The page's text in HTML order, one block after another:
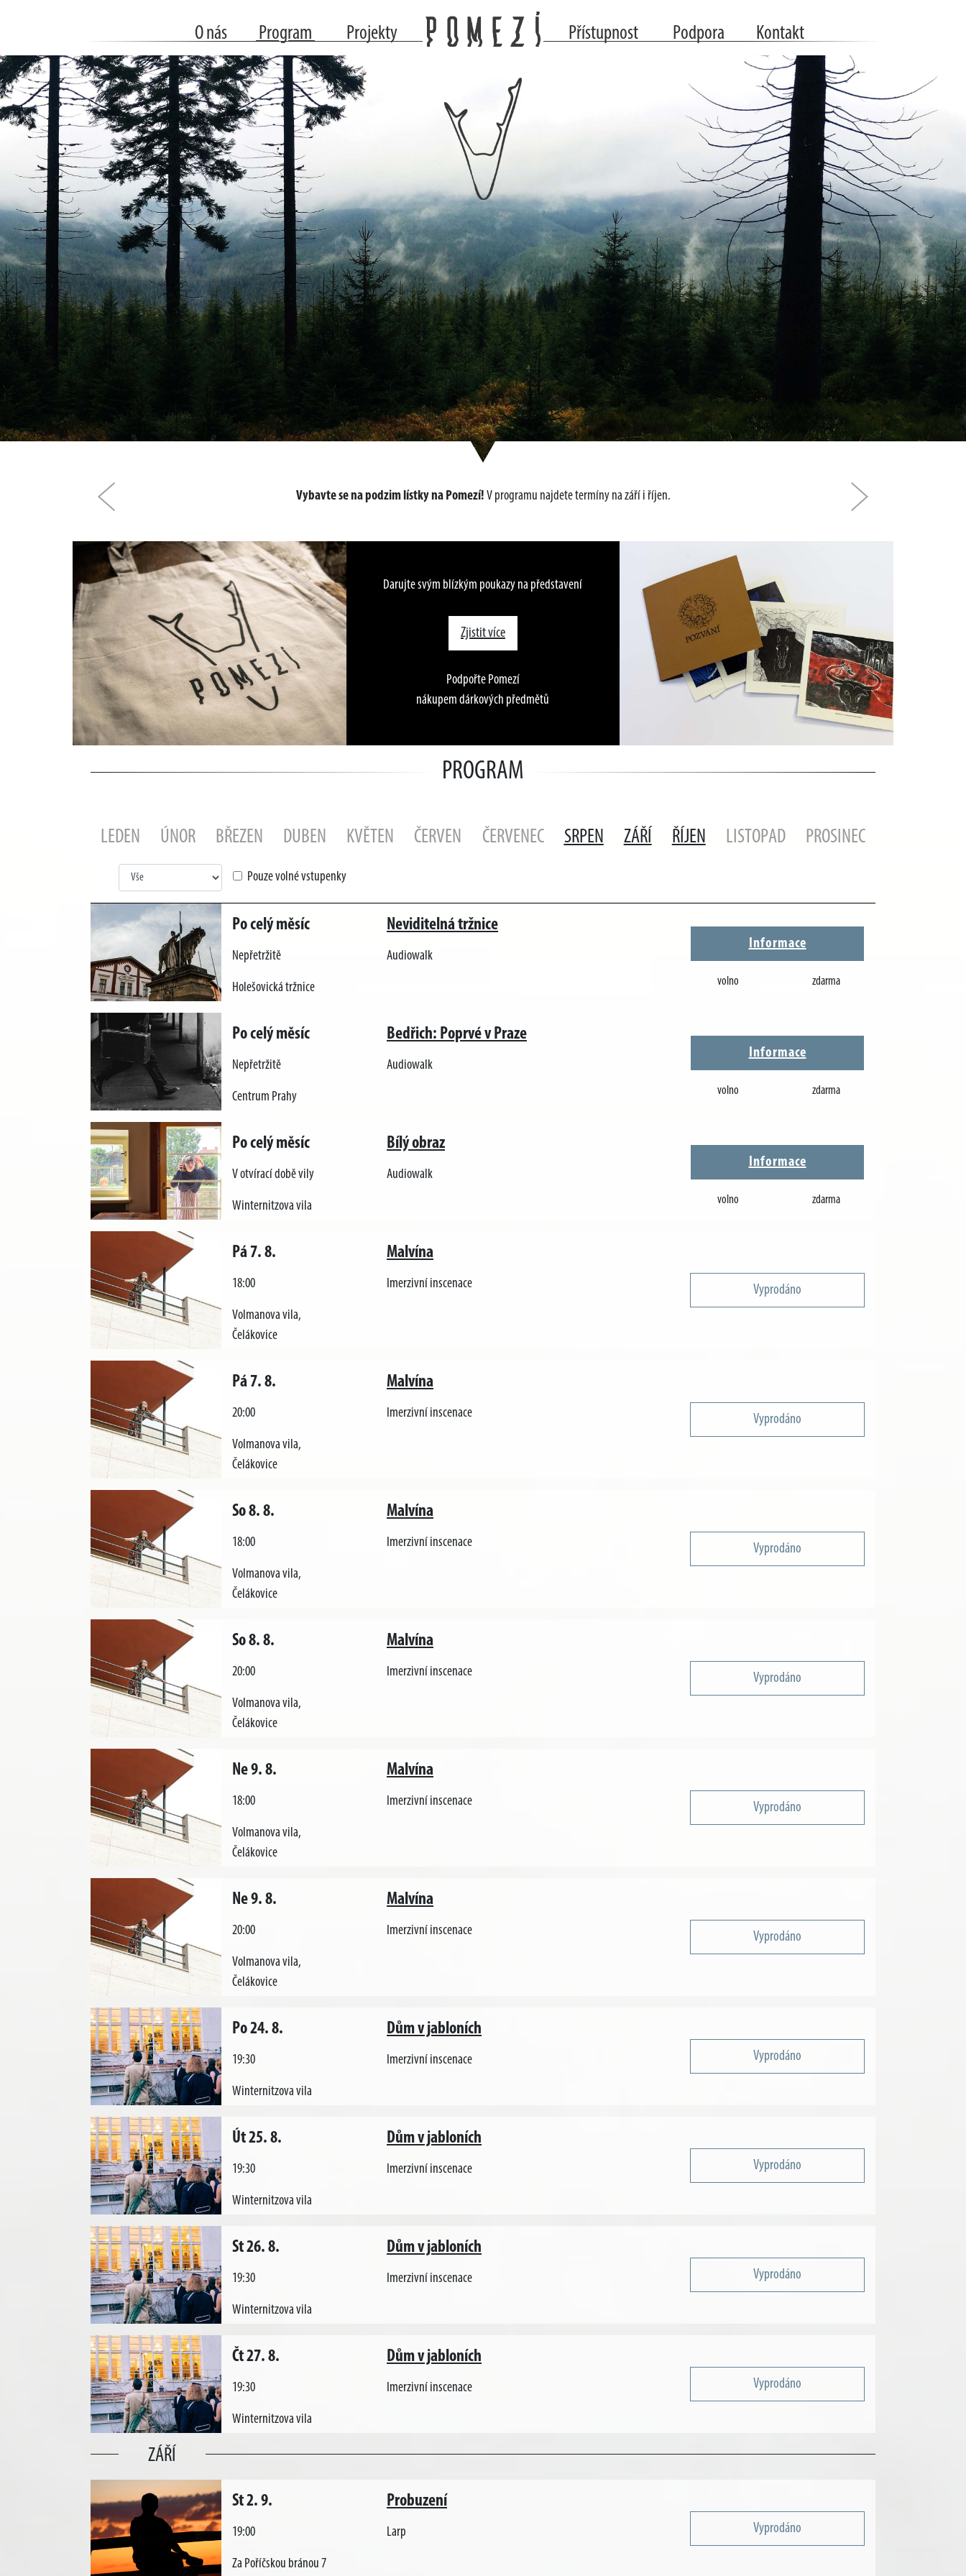
O nás Program Projekty Přístupnost Podpora Kontakt
Předchozí
Vybavte se na podzim lístky na Pomezí! V programu najdete termíny na září i říjen.
Darujte svým blízkým poukazy na představení
Zjistit více
Podpořte Pomezí
nákupem dárkových předmětů
PROGRAM
LEDEN ÚNOR BŘEZEN DUBEN KVĚTEN ČERVEN ČERVENEC SRPEN ZÁŘÍ ŘÍJEN LISTOPAD PROSINEC
Pouze volné vstupenky
Po celý měsíc
Nepřetržitě
Holešovická tržnice
Neviditelná tržnice
Audiowalk
Informace
volno zdarma
Po celý měsíc
Nepřetržitě
Centrum Prahy
Bedřich: Poprvé v Praze
Audiowalk
Informace
volno zdarma
Po celý měsíc
V otvírací době vily
Winternitzova vila
Bílý obraz
Audiowalk
Informace
volno zdarma
Pá 7. 8.
18:00
Volmanova vila,
Čelákovice
Malvína
Imerzivní inscenace Vyprodáno
Pá 7. 8.
20:00
Volmanova vila,
Čelákovice
Malvína
Imerzivní inscenace Vyprodáno
So 8. 8.
18:00
Volmanova vila,
Čelákovice
Malvína
Imerzivní inscenace Vyprodáno
So 8. 8.
20:00
Volmanova vila,
Čelákovice
Malvína
Imerzivní inscenace Vyprodáno
Ne 9. 8.
18:00
Volmanova vila,
Čelákovice
Malvína
Imerzivní inscenace Vyprodáno
Ne 9. 8.
20:00
Volmanova vila,
Čelákovice
Malvína
Imerzivní inscenace Vyprodáno
Po 24. 8.
19:30
Winternitzova vila
Dům v jabloních
Imerzivní inscenace Vyprodáno
Út 25. 8.
19:30
Winternitzova vila
Dům v jabloních
Imerzivní inscenace Vyprodáno
St 26. 8.
19:30
Winternitzova vila
Dům v jabloních
Imerzivní inscenace Vyprodáno
Čt 27. 8.
19:30
Winternitzova vila
Dům v jabloních
Imerzivní inscenace Vyprodáno
ZÁŘÍ
St 2. 9.
19:00
Za Poříčskou bránou 7
Probuzení
Larp Vyprodáno